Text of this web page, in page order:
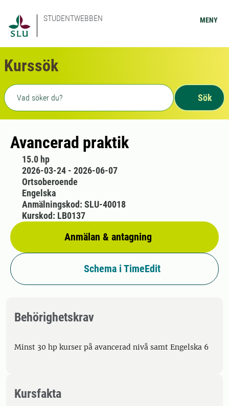
STUDENTWEBBEN MENY
Kurssök
Fritext sökning
Sök
Avancerad praktik
15.0 hp
2026-03-24 - 2026-06-07
Ortsoberoende
Engelska
Anmälan & antagning
Anmälningskod: SLU-40018
Kurskod: LB0137
Schema i TimeEdit
Behörighetskrav
Minst 30 hp kurser på avancerad nivå samt Engelska 6
Kursfakta